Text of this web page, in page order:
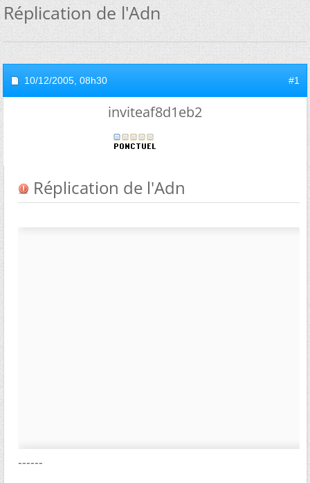
Réplication de l'Adn
10/12/2005, 08h30 #1
inviteaf8d1eb2
Réplication de l'Adn
------